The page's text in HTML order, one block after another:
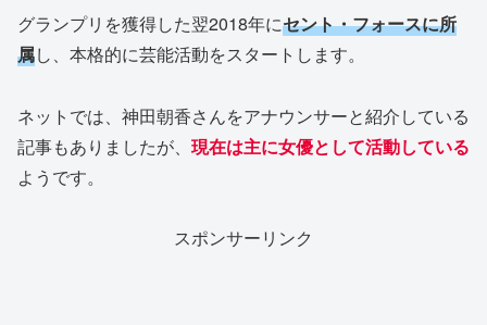
グランプリを獲得した翌2018年にセント・フォースに所
属し、本格的に芸能活動をスタートします。
ネットでは、神田朝香さんをアナウンサーと紹介している
記事もありましたが、 現在は主に女優として活動している
ようです。
スポンサーリンク